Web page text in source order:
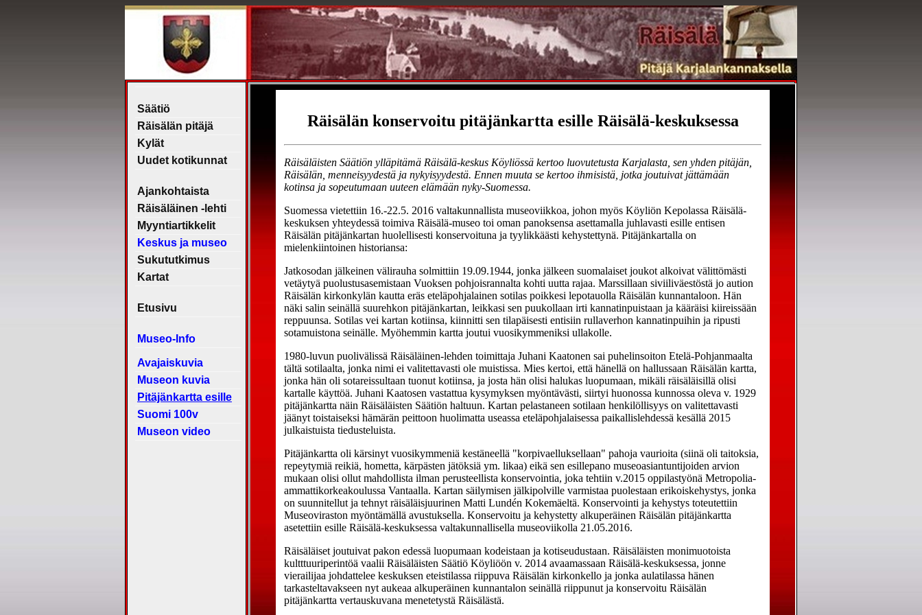
Säätiö
Räisälän pitäjä
Kylät
Uudet kotikunnat
Ajankohtaista
Räisäläinen -lehti
Myyntiartikkelit
Keskus ja museo
Sukututkimus
Kartat
Etusivu
Museo-Info
Avajaiskuvia
Museon kuvia
Pitäjänkartta esille
Suomi 100v
Museon video